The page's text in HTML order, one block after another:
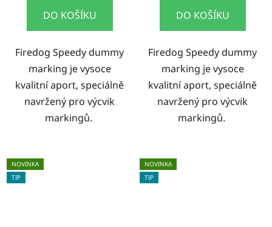
DO KOŠÍKU
Firedog Speedy dummy
marking je vysoce
kvalitní aport, speciálně
navržený pro výcvik
markingů.
DO KOŠÍKU
Firedog Speedy dummy
marking je vysoce
kvalitní aport, speciálně
navržený pro výcvik
markingů.
NOVINKA
TIP
NOVINKA
TIP